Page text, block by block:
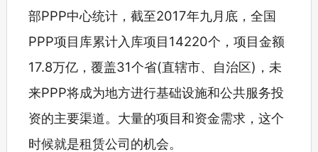
部PPP中心统计，截至2017年九月底，全国
PPP项目库累计入库项目14220个，项目金额
17.8万亿，覆盖31个省(直辖市、自治区)，未
来PPP将成为地方进行基础设施和公共服务投
资的主要渠道。大量的项目和资金需求，这个
时候就是租赁公司的机会。